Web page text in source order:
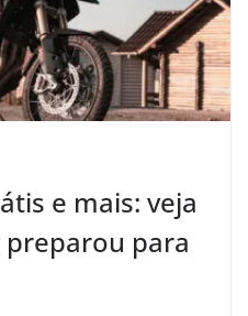
e mais: veja
para